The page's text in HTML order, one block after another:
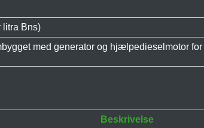
litra Bns)
med generator og hjælpedieselmotor
Beskrivelse